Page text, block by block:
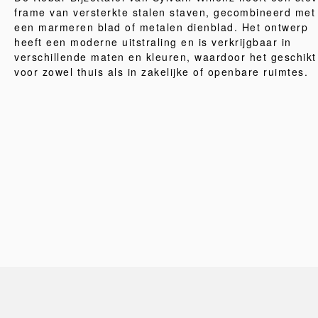
frame van versterkte stalen staven, gecombineerd met
een marmeren blad of metalen dienblad. Het ontwerp
heeft een moderne uitstraling en is verkrijgbaar in
verschillende maten en kleuren, waardoor het
voor zowel thuis als in zakelijke of openbare ruimtes.